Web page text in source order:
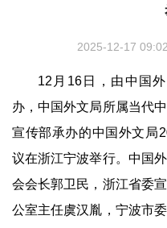
2025-12-17
12月16日，由中国
办，中国外文局所属当代
宣传部承办的中国外文局
议在浙江宁波举行。中国
会会长郭卫民，浙江省委
公室主任虞汉胤，宁波市